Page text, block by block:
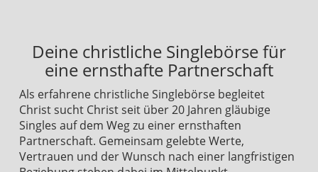
eine ernsthafte Partnerschaft
Als erfahrene christliche Singlebörse begleitet
Christ sucht Christ seit über 20 Jahren gläubige
Singles auf dem Weg zu einer ernsthaften
Partnerschaft. Gemeinsam gelebte Werte,
Vertrauen und der Wunsch nach einer langfristigen
Beziehung stehen dabei im Mittelpunkt.